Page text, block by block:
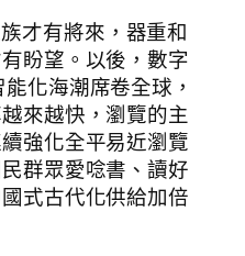
才有將來，器重和
盼望。以後，數字
能化海潮席卷全球，
來越快，瀏覽的主
強化全平易近瀏覽
群眾愛唸書、讀好
式古代化供給加倍